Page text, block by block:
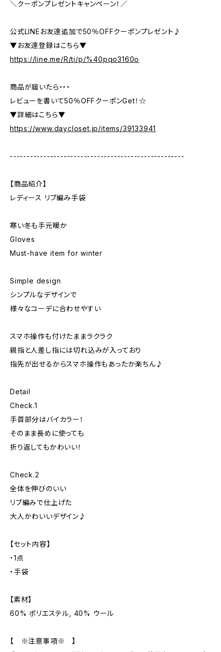
＼クーポンプレゼントキャンペーン！／
公式LINEお友達追加で50％OFFクーポンプレゼント♪
▼お友達登録はこちら▼
https://line.me/R/ti/p/%40pqo3160o
商品が届いたら・・・
レビューを書いて50％OFFクーポンGet！☆
▼詳細はこちら▼
https://www.daycloset.jp/items/39133941
----------------------------------------------------
【商品紹介】
レディース リブ編み手袋
寒い冬も手元暖か
Gloves
Must-have item for winter
Simple design
シンプルなデザインで
様々なコーデに合わせやすい
スマホ操作も付けたままラクラク
親指と人差し指には切れ込みが入っており
指先が出せるからスマホ操作もあったか楽ちん♪
Detail
Check.1
手首部分はバイカラー！
そのまま長めに使っても
折り返してもかわいい！
Check.2
全体を伸びのいい
リブ編みで仕上げた
大人かわいいデザイン♪
【セット内容】
・1点
・手袋
【素材】
60% ポリエステル, 40% ウール
【 ※注意事項※ 】